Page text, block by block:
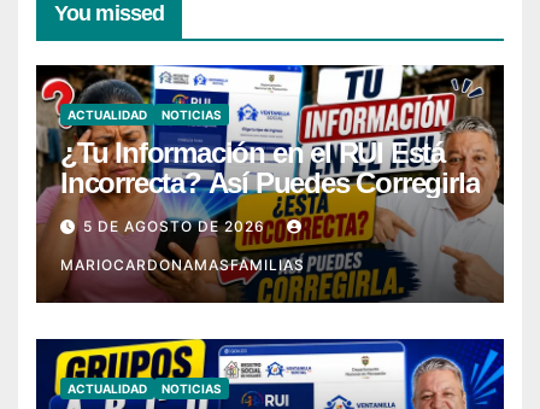
You missed
ACTUALIDAD NOTICIAS
¿Tu Información en el RUI Está
Incorrecta? Así Puedes Corregirla
5 DE AGOSTO DE 2026
MARIOCARDONAMASFAMILIAS
ACTUALIDAD NOTICIAS